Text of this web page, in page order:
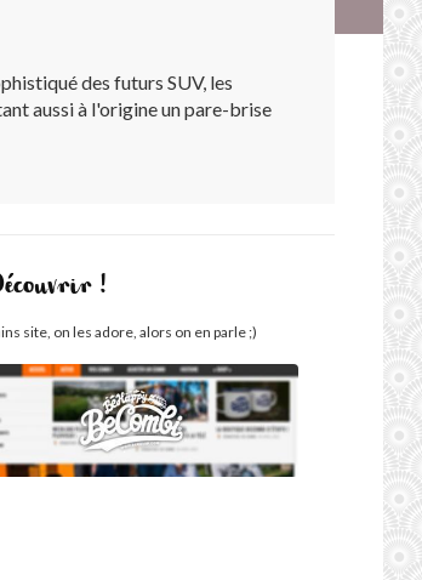
des futurs SUV, les
aussi à l'origine un pare-brise
!
site, on les adore, alors on en parle ;)